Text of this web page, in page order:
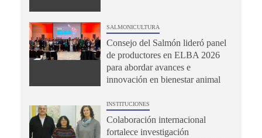
SALMONICULTURA
Consejo del Salmón lideró panel
de productores en ELBA 2026
para abordar avances e
innovación en bienestar animal
INSTITUCIONES
Colaboración internacional
fortalece investigación